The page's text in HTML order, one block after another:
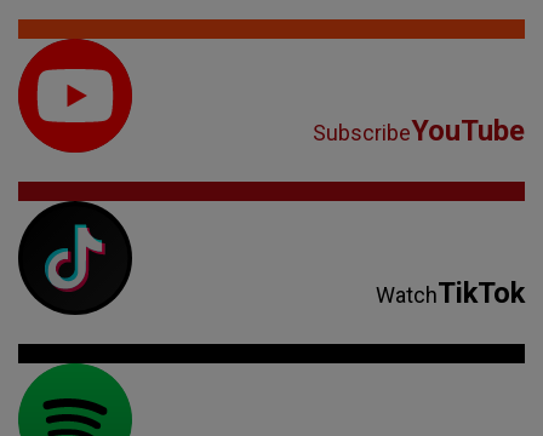
SubscribeYouTube
WatchTikTok